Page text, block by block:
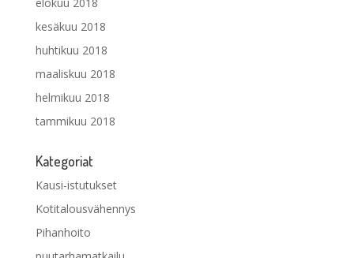
kesäkuu 2018
huhtikuu 2018
maaliskuu 2018
helmikuu 2018
tammikuu 2018
Kategoriat
Kausi-istutukset
Kotitalousvähennys
Pihanhoito